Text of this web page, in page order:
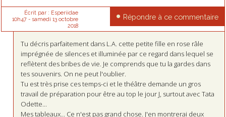
Écrit par : Esperiidae
10h47- samedi 13 octobre
2018
Répondre à ce commentaire
Tu décris parfaitement dans L.A. cette petite fille en rose râle
imprégnée de silences et illuminée par ce regard dans lequel se
reflètent des bribes de vie. Je comprends que tu la gardes dans
tes souvenirs. On ne peut l'oublier.
Tu est très prise ces temps-ci et le théâtre demande un gros
travail de préparation pour être au top le jour J, surtout avec Tata
Odette...
Mes tableaux... Ce n'est pas grand chose. J'en montrerai deux